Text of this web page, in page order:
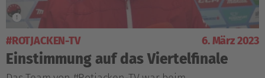
#ROTJACKEN-TV 6. März 2023
Einstimmung auf das Viertelfinale